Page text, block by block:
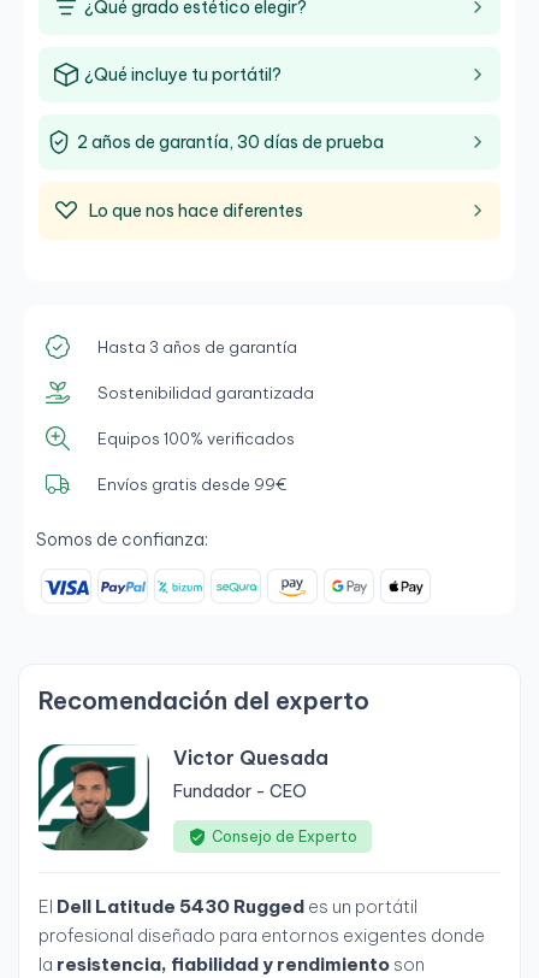
¿Qué grado estético elegir?
¿Qué incluye tu portátil?
2 años de garantía, 30 días de prueba
Lo que nos hace diferentes
Hasta 3 años de garantía
Sostenibilidad garantizada
Equipos 100% verificados
Envíos gratis desde 99€
Somos de confianza:
Recomendación del experto
Victor Quesada
Fundador - CEO
Consejo de Experto
El Dell Latitude 5430 Rugged es un portátil
profesional diseñado para entornos exigentes donde
la resistencia, fiabilidad y rendimiento son